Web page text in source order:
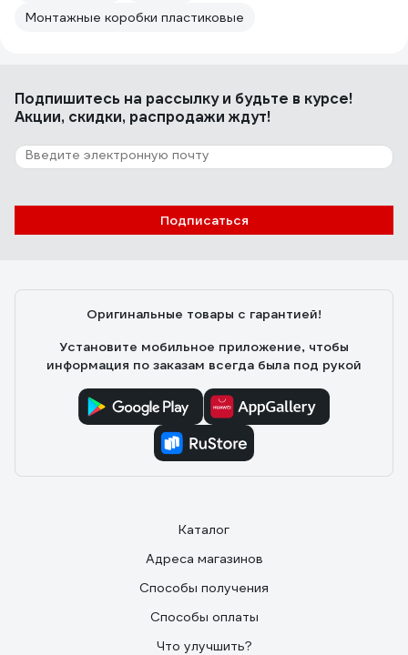
Монтажные коробки пластиковые
Подпишитесь на рассылкуи будьте в курсе!
Акции, скидки, распродажи ждут!
Подписаться
Оригинальные товары с гарантией!
Установите мобильное приложение, чтобы
информация по заказам всегда была под рукой
Каталог
Адреса магазинов
Способы получения
Способы оплаты
Что улучшить?